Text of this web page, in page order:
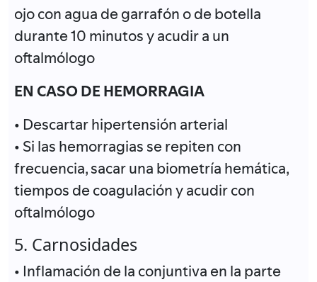
ojo con agua de garrafón o de botella
durante 10 minutos y acudir a un
oftalmólogo
EN CASO DE HEMORRAGIA
• Descartar hipertensión arterial
• Si las hemorragias se repiten con
frecuencia, sacar una biometría hemática,
tiempos de coagulación y acudir con
oftalmólogo
5. Carnosidades
• Inflamación de la conjuntiva en la parte